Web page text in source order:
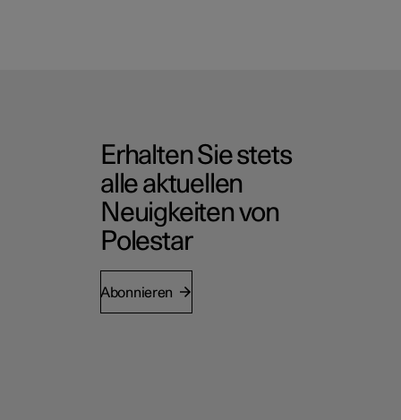
Erhalten Sie stets
alle aktuellen
Neuigkeiten von
Polestar
Abonnieren